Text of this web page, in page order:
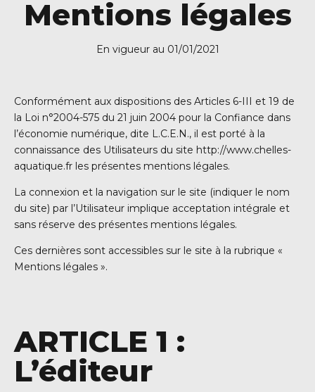
Mentions légales
En vigueur au 01/01/2021
Conformément aux dispositions des Articles 6-III et 19 de
la Loi n°2004-575 du 21 juin 2004 pour la Confiance dans
l’économie numérique, dite L.C.E.N., il est porté à la
connaissance des Utilisateurs du site http://www.chelles-
aquatique.fr les présentes mentions légales.
La connexion et la navigation sur le site (indiquer le nom
du site) par l’Utilisateur implique acceptation intégrale et
sans réserve des présentes mentions légales.
Ces dernières sont accessibles sur le site à la rubrique «
Mentions légales ».
ARTICLE 1 :
L’éditeur